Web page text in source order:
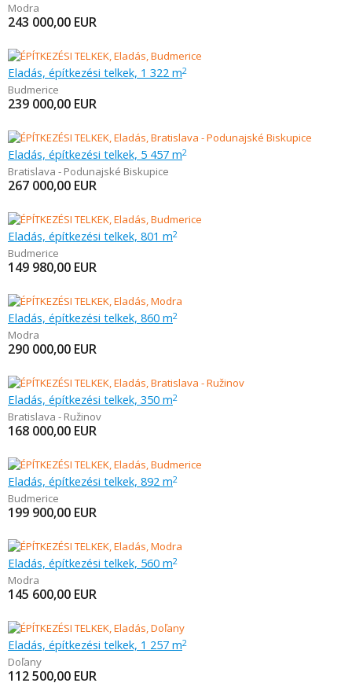
Modra
243 000,00 EUR
Eladás, építkezési telkek, 1 322 m2
Budmerice
239 000,00 EUR
Eladás, építkezési telkek, 5 457 m2
Bratislava - Podunajské Biskupice
267 000,00 EUR
Eladás, építkezési telkek, 801 m2
Budmerice
149 980,00 EUR
Eladás, építkezési telkek, 860 m2
Modra
290 000,00 EUR
Eladás, építkezési telkek, 350 m2
Bratislava - Ružinov
168 000,00 EUR
Eladás, építkezési telkek, 892 m2
Budmerice
199 900,00 EUR
Eladás, építkezési telkek, 560 m2
Modra
145 600,00 EUR
Eladás, építkezési telkek, 1 257 m2
Doľany
112 500,00 EUR